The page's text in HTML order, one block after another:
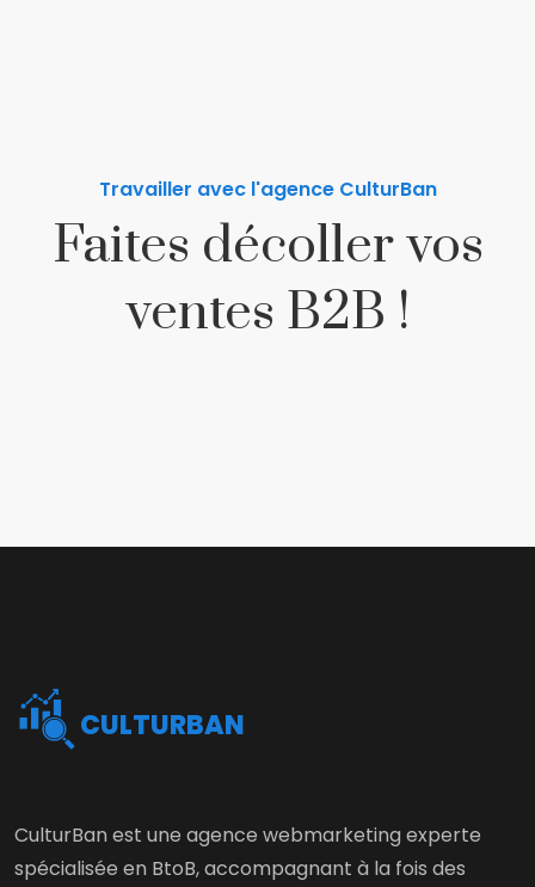
Travailler avec l'agence CulturBan
Faites décoller vos
ventes B2B !
CULTURBAN
CulturBan est une agence webmarketing experte
spécialisée en BtoB, accompagnant à la fois des